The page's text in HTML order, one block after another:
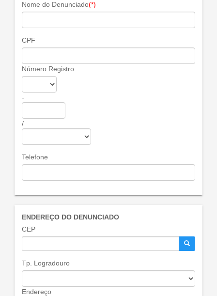
Nome do Denunciado(*)
CPF
Número Registro
-
/
Telefone
ENDEREÇO DO DENUNCIADO
CEP
Tp. Logradouro
Endereço